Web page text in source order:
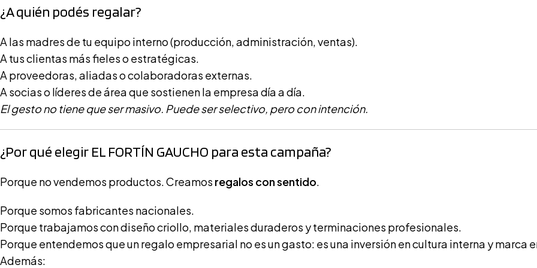
¿A quién podés regalar?
A las madres de tu equipo interno (producción, administración, ventas).
A tus clientas más fieles o estratégicas.
A proveedoras, aliadas o colaboradoras externas.
A socias o líderes de área que sostienen la empresa día a día.
El gesto no tiene que ser masivo. Puede ser selectivo, pero con intención.
¿Por qué elegir EL FORTÍN GAUCHO para esta campaña?
Porque no vendemos productos. Creamos regalos con sentido
Porque somos fabricantes nacionales.
Porque trabajamos con diseño criollo, materiales duraderos y terminaciones profesionales.
Porque entendemos que un regalo empresarial no es un gasto: es una inversión en cultura interna y marca
Además: